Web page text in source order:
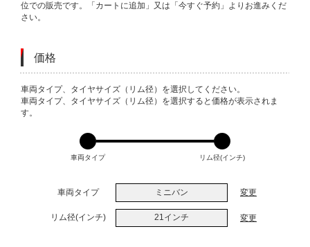
位での販売です。「カートに追加」又は「今すぐ予約」よりお進みくだ
さい。
価格
VARIATIONS
車両タイプ、タイヤサイズ（リム径）を選択してください。
車両タイプ、タイヤサイズ（リム径）を選択すると価格が表示されま
す。
車両タイプ リム径(インチ)
車両タイプ ミニバン 変更
リム径(インチ) 21インチ 変更